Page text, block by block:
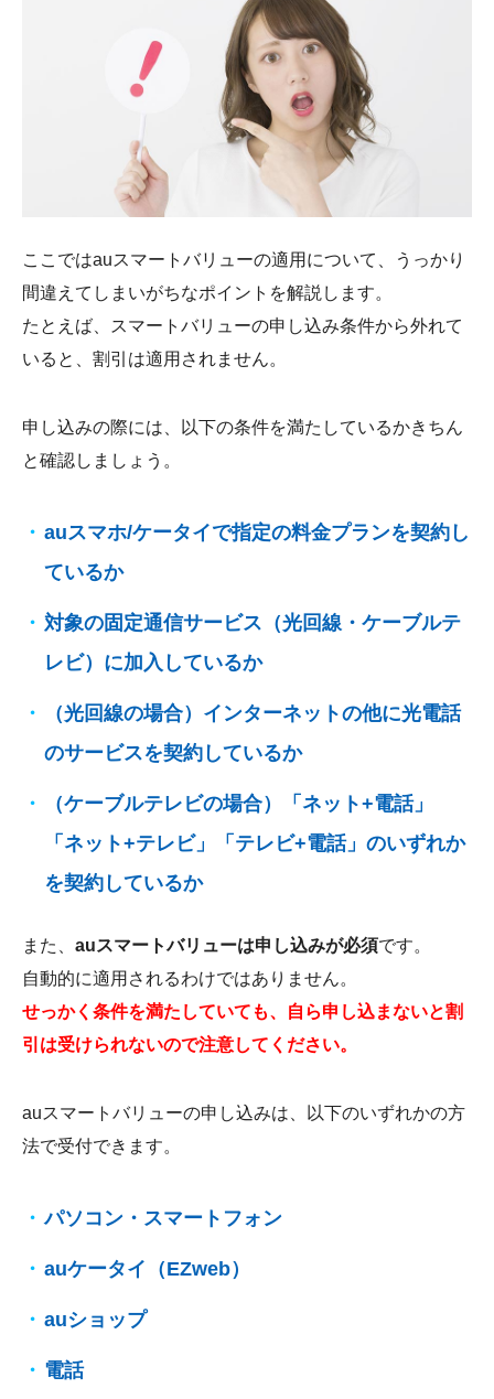
ここではauスマートバリューの適用について、うっかり
間違えてしまいがちなポイントを解説します。
たとえば、スマートバリューの申し込み条件から外れて
いると、割引は適用されません。
申し込みの際には、以下の条件を満たしているかきちん
と確認しましょう。
auスマホ/ケータイで指定の料金プランを契約し
ているか
対象の固定通信サービス（光回線・ケーブルテ
レビ）に加入しているか
（光回線の場合）インターネットの他に光電話
のサービスを契約しているか
（ケーブルテレビの場合）「ネット+電話」
「ネット+テレビ」「テレビ+電話」のいずれか
を契約しているか
また、 auスマートバリューは申し込みが必須です。
自動的に適用されるわけではありません。
せっかく条件を満たしていても、自ら申し込まないと割
引は受けられないので注意してください。
auスマートバリューの申し込みは、以下のいずれかの方
法で受付できます。
パソコン・スマートフォン
auケータイ（EZweb）
auショップ
電話